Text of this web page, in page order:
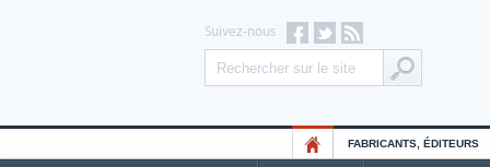
Suivez-nous
FABRICANTS, ÉDITEURS